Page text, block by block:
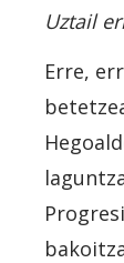
Uztail
Erre,